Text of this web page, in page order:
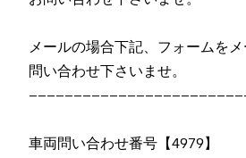
メールの場合下記、フォームを
問い合わせ下さいませ。
車両問い合わせ番号【4979】